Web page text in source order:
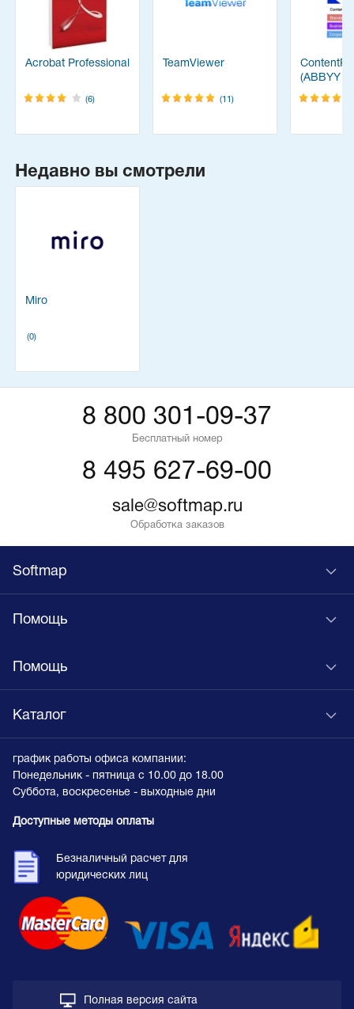
Acrobat Professional
(6)
TeamViewer
(11)
(ABBYY
Недавно вы смотрели
Miro
(0)
8 800 301-09-37
Бесплатный номер
8 495 627-69-00
sale@softmap.ru
Обработка заказов
Softmap
Помощь
Помощь
Каталог
график работы офиса компании:
Понедельник - пятница с 10.00 до 18.00
Суббота, воскресенье - выходные дни
Доступные методы оплаты
Безналичный расчет для
юридических лиц
Полная версия сайта